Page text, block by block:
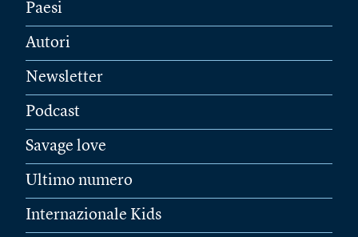
Paesi
Autori
Newsletter
Podcast
Savage love
Ultimo numero
Internazionale Kids